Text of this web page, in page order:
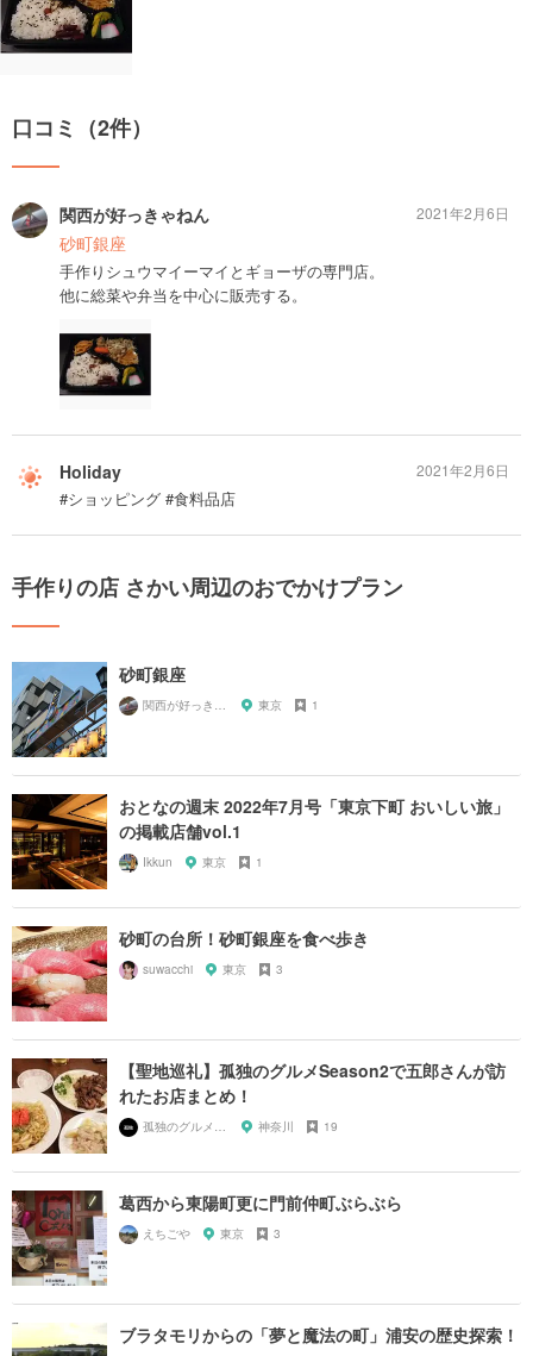
口コミ（2件）
関西が好っきゃねん
砂町銀座
手作りシュウマイーマイとギョーザの専門店。
他に総菜や弁当を中心に販売する。
2021年2月6日
Holiday
#ショッピング #食料品店
2021年2月6日
手作りの店 さかい周辺のおでかけプラン
砂町銀座
関西が好っきゃねん 東京 1
おとなの週末 2022年7月号「東京下町 おいしい旅」
の掲載店舗vol.1
Ikkun 東京 1
砂町の台所！砂町銀座を食べ歩き
suwacchi 東京 3
【聖地巡礼】孤独のグルメSeason2で五郎さんが訪
れたお店まとめ！
孤独のグルメ大好き芸人 神奈川 19
葛西から東陽町更に門前仲町ぶらぶら
えちごや 東京 3
ブラタモリからの「夢と魔法の町」浦安の歴史探索！